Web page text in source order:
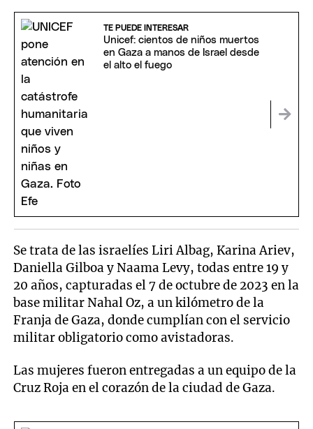
TE PUEDE INTERESAR
Unicef: cientos de niños muertos
en Gaza a manos de Israel desde
el alto el fuego
Se trata de las israelíes Liri Albag, Karina Ariev,
Daniella Gilboa y Naama Levy, todas entre 19 y
20 años, capturadas el 7 de octubre de 2023 en la
base militar Nahal Oz, a un kilómetro de la
Franja de Gaza, donde cumplían con el servicio
militar obligatorio como avistadoras.
Las mujeres fueron entregadas a un equipo de la
Cruz Roja en el corazón de la ciudad de Gaza.